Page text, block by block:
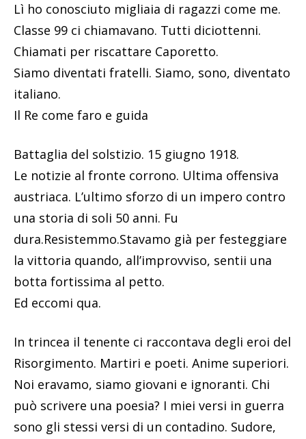
Lì ho conosciuto migliaia di ragazzi come me.
Classe 99 ci chiamavano. Tutti diciottenni.
Chiamati per riscattare Caporetto.
Siamo diventati fratelli. Siamo, sono, diventato
italiano.
Il Re come faro e guida
Battaglia del solstizio. 15 giugno 1918.
Le notizie al fronte corrono. Ultima offensiva
austriaca. L’ultimo sforzo di un impero contro
una storia di soli 50 anni. Fu
dura.Resistemmo.Stavamo già per festeggiare
la vittoria quando, all’improvviso, sentii una
botta fortissima al petto.
Ed eccomi qua.
In trincea il tenente ci raccontava degli eroi del
Risorgimento. Martiri e poeti. Anime superiori.
Noi eravamo, siamo giovani e ignoranti. Chi
può scrivere una poesia? I miei versi in guerra
sono gli stessi versi di un contadino. Sudore,